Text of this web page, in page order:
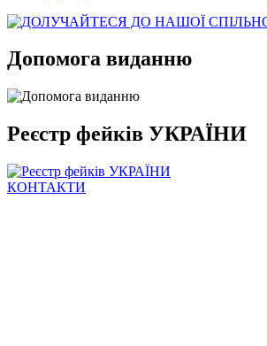
Допомога виданню
Реєстр фейків УКРАЇНИ
КОНТАКТИ